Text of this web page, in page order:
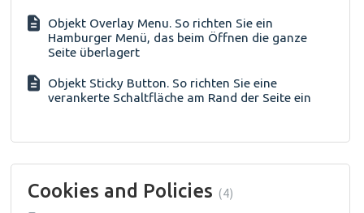
Objekt Overlay Menu. So richten Sie ein
Hamburger Menü, das beim Öffnen die ganze
Seite überlagert
Objekt Sticky Button. So richten Sie eine
verankerte Schaltfläche am Rand der Seite ein
Cookies and Policies 4